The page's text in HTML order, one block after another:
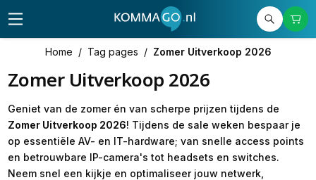
Home / Tag pages / Zomer Uitverkoop 2026
Zomer Uitverkoop 2026
Geniet van de zomer én van scherpe prijzen tijdens de
Zomer Uitverkoop 2026! Tijdens de sale weken bespaar je
op essentiële AV- en IT-hardware; van snelle access points
en betrouwbare IP-camera's tot headsets en switches.
Neem snel een kijkje en optimaliseer jouw netwerk,